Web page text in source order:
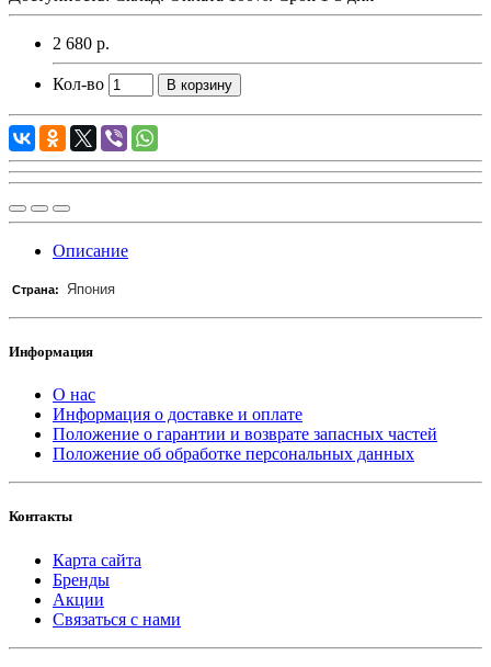
2 680 р.
Кол-во В корзину
Описание
Страна: Япония
Информация
О нас
Информация о доставке и оплате
Положение о гарантии и возврате запасных частей
Положение об обработке персональных данных
Контакты
Карта сайта
Бренды
Акции
Связаться с нами